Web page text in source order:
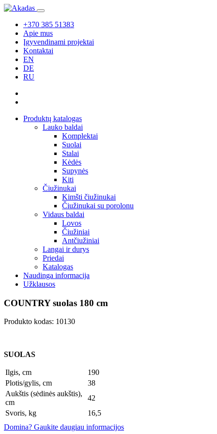
+370 385 51383
Apie mus
Įgyvendinami projektai
Kontaktai
EN
DE
RU
Produktų katalogas
Lauko baldai
Komplektai
Suolai
Stalai
Kėdės
Supynės
Kiti
Čiužinukai
Kimšti čiužinukai
Čiužinukai su porolonu
Vidaus baldai
Lovos
Čiužiniai
Antčiužiniai
Langai ir durys
Priedai
Katalogas
Naudinga informacija
Užklausos
COUNTRY suolas 180 cm
Produkto kodas: 10130
SUOLAS
Ilgis, cm
190
Plotis/gylis, cm
38
Aukštis (sėdinės aukštis),
cm
42
Svoris, kg
16,5
Domina? Gaukite daugiau informacijos